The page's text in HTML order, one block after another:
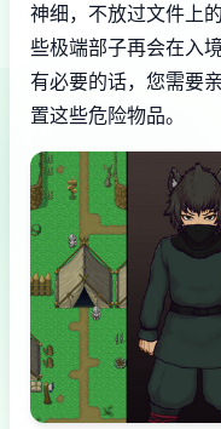
神细，不放过文件上
些极端部子再会在入
有必要的话，您需要
置这些危险物品。